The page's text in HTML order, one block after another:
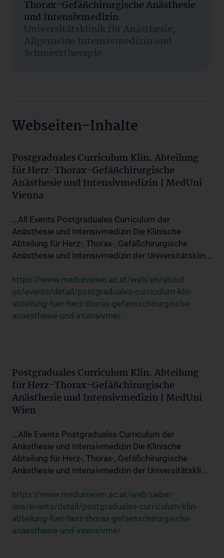
Thorax-Gefäßchirurgische Anästhesie
und Intensivmedizin
Universitätsklinik für Anästhesie,
Allgemeine Intensivmedizin und
Schmerztherapie
Webseiten-Inhalte
Postgraduales Curriculum Klin. Abteilung
für Herz-Thorax-Gefäßchirurgische
Anästhesie und Intensivmedizin | MedUni
Vienna
...All Events Postgraduales Curriculum der
Anästhesie und Intensivmedizin Die Klinische
Abteilung für Herz-, Thorax-, Gefäßchirurgische
Anästhesie und Intensivmedizin der Universitätsklin...
https://www.meduniwien.ac.at/web/en/about-
us/events/detail/postgraduales-curriculum-klin-
abteilung-fuer-herz-thorax-gefaesschirurgische-
anaesthesie-und-intensivme/
Postgraduales Curriculum Klin. Abteilung
für Herz-Thorax-Gefäßchirurgische
Anästhesie und Intensivmedizin | MedUni
Wien
...Alle Events Postgraduales Curriculum der
Anästhesie und Intensivmedizin Die Klinische
Abteilung für Herz-, Thorax-, Gefäßchirurgische
Anästhesie und Intensivmedizin der Universitätskli...
https://www.meduniwien.ac.at/web/ueber-
uns/events/detail/postgraduales-curriculum-klin-
abteilung-fuer-herz-thorax-gefaesschirurgische-
anaesthesie-und-intensivme/